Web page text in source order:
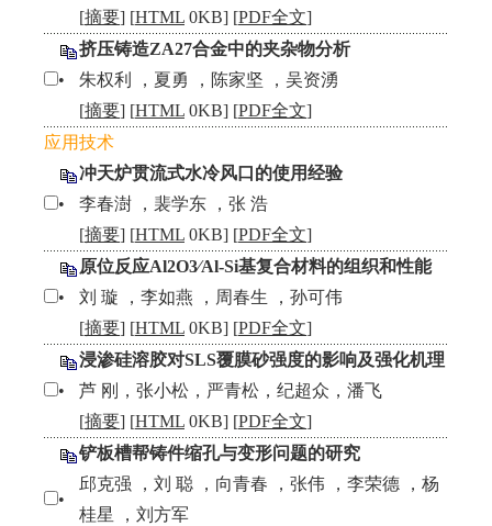
[摘要] [HTML 0KB] [PDF全文]
挤压铸造ZA27合金中的夹杂物分析
•
朱权利 ，夏勇 ，陈家坚 ，吴资湧
[摘要] [HTML 0KB] [PDF全文]
应用技术
冲天炉贯流式水冷风口的使用经验
•
李春澍 ，裴学东 ，张 浩
[摘要] [HTML 0KB] [PDF全文]
原位反应Al2O3∕Al-Si基复合材料的组织和性能
•
刘 璇 ，李如燕 ，周春生 ，孙可伟
[摘要] [HTML 0KB] [PDF全文]
浸渗硅溶胶对SLS覆膜砂强度的影响及强化机理
•
芦 刚，张小松，严青松，纪超众，潘飞
[摘要] [HTML 0KB] [PDF全文]
铲板槽帮铸件缩孔与变形问题的研究
•
邱克强 ，刘 聪 ，向青春 ，张伟 ，李荣德 ，杨
桂星 ，刘方军